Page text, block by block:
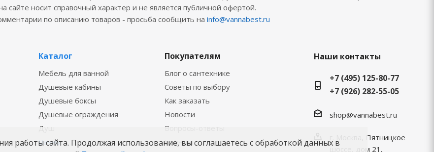
носит справочный характер и не является публичной офертой.
по описанию товаров - просьба сообщить на info@vannabest.ru
Каталог
Мебель для ванной
Душевые кабины
Душевые боксы
Душевые ограждения
Душ
Ванны
Покупателям
Блог о сантехнике
Советы по выбору
Как заказать
Новости
Вопросы-ответы
Бренды
Наши контакты
+7 (495) 125-80-77
+7 (926) 282-55-05
shop@vannabest.ru
г. Москва, Пятницкое
шоссе, дом 21,
работы сайта. Продолжая использование, вы соглашаетесь с обработкой данных в